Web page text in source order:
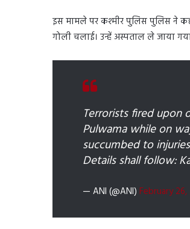
इस मामले पर कश्मीर पुलिस पुलिस ने
गोली चलाई। उन्हें अस्पताल ले जाया
Terrorists fired upon
Pulwama while on
succumbed to
Details shall follow:
— ANI (@ANI) February